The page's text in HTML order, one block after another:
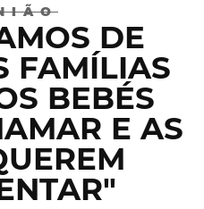
DE
FAMÍLIAS
BEBÉS
E AS